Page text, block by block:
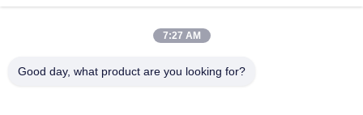
7:27 AM
Good day, what product are you looking for?